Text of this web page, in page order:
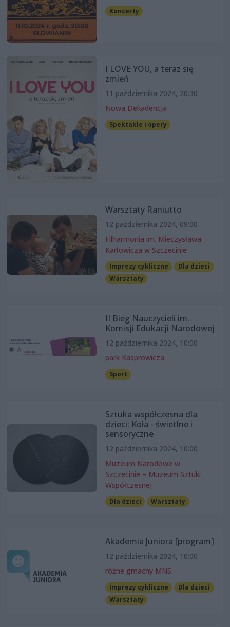
Koncerty
I LOVE YOU, a teraz się
zmień
11 października 2024, 20:30
Nowa Dekadencja
Spektakle i opery
Warsztaty Raniutto
12 października 2024, 09:00
Filharmonia im. Mieczysława
Karłowicza w Szczecinie
Imprezy cykliczne
Dla dzieci
Warsztaty
II Bieg Nauczycieli im.
Komisji Edukacji Narodowej
12 października 2024, 10:00
park Kasprowicza
Sport
Sztuka współczesna dla
dzieci: Koła - świetlne i
sensoryczne
12 października 2024, 10:00
Muzeum Narodowe w
Szczecinie – Muzeum Sztuki
Współczesnej
Dla dzieci Warsztaty
Akademia Juniora [program]
12 października 2024, 10:00
różne gmachy MNS
Imprezy cykliczne
Dla dzieci
Warsztaty